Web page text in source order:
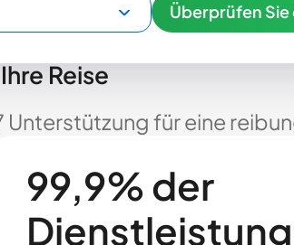
Überprüfen
Reise
für eine
99,9% der